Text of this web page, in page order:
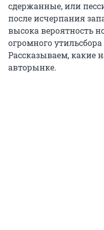
сдержанные, или
после исчерпания
высока вероятность
огромного
Рассказываем, какие
авторынке.